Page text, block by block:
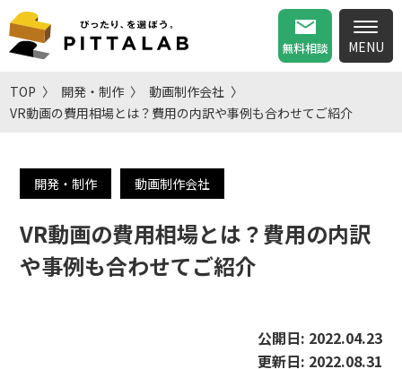
無料相談
TOP 開発・制作
動画制作会社
VR動画の費用相場とは？費用の内訳や事例も合わせてご紹介
開発・制作 動画制作会社
VR動画の費用相場とは？費用の内訳
や事例も合わせてご紹介
公開日: 2022.04.23
更新日: 2022.08.31